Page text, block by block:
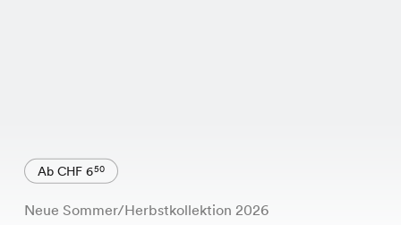
Ab CHF 650
Neue Sommer/Herbstkollektion 2026